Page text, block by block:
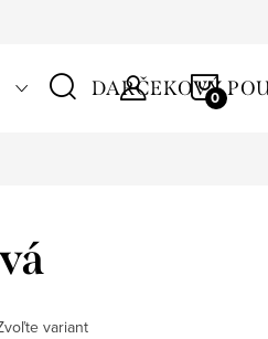
DARČEKOVÝ
variant